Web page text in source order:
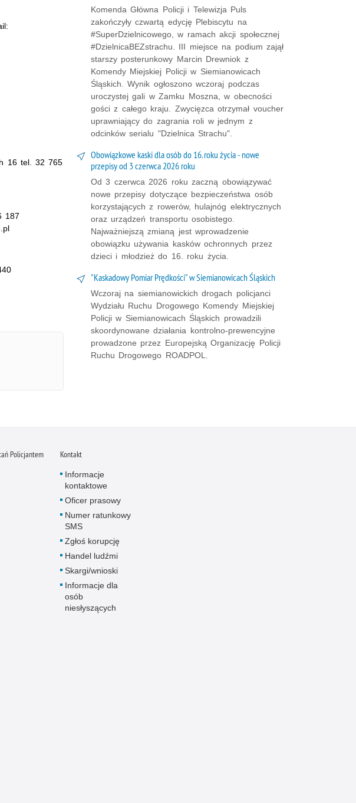
16 tel. 32 765
187
Komenda Główna Policji i Telewizja Puls
zakończyły czwartą edycję Plebiscytu na
#SuperDzielnicowego, w ramach akcji społecznej
#DzielnicaBEZstrachu. III miejsce na podium zajął
starszy posterunkowy Marcin Drewniok z
Komendy Miejskiej Policji w Siemianowicach
Śląskich. Wynik ogłoszono wczoraj podczas
uroczystej gali w Zamku Moszna, w obecności
gości z całego kraju. Zwycięzca otrzymał voucher
uprawniający do zagrania roli w jednym z
odcinków serialu "Dzielnica Strachu".
Obowiązkowe kaski dla osób do 16. roku życia - nowe
przepisy od 3 czerwca 2026 roku
Od 3 czerwca 2026 roku zaczną obowiązywać
nowe przepisy dotyczące bezpieczeństwa osób
korzystających z rowerów, hulajnóg elektrycznych
oraz urządzeń transportu osobistego.
Najważniejszą zmianą jest wprowadzenie
obowiązku używania kasków ochronnych przez
dzieci i młodzież do 16. roku życia.
"Kaskadowy Pomiar Prędkości" w Siemianowicach Śląskich
Wczoraj na siemianowickich drogach policjanci
Wydziału Ruchu Drogowego Komendy Miejskiej
Policji w Siemianowicach Śląskich prowadzili
skoordynowane działania kontrolno-prewencyjne
prowadzone przez Europejską Organizację Policji
Ruchu Drogowego ROADPOL.
Policjantem Kontakt
Informacje
kontaktowe
Oficer prasowy
Numer ratunkowy
SMS
Zgłoś korupcję
Handel ludźmi
Skargi/wnioski
Informacje dla
osób
niesłyszących